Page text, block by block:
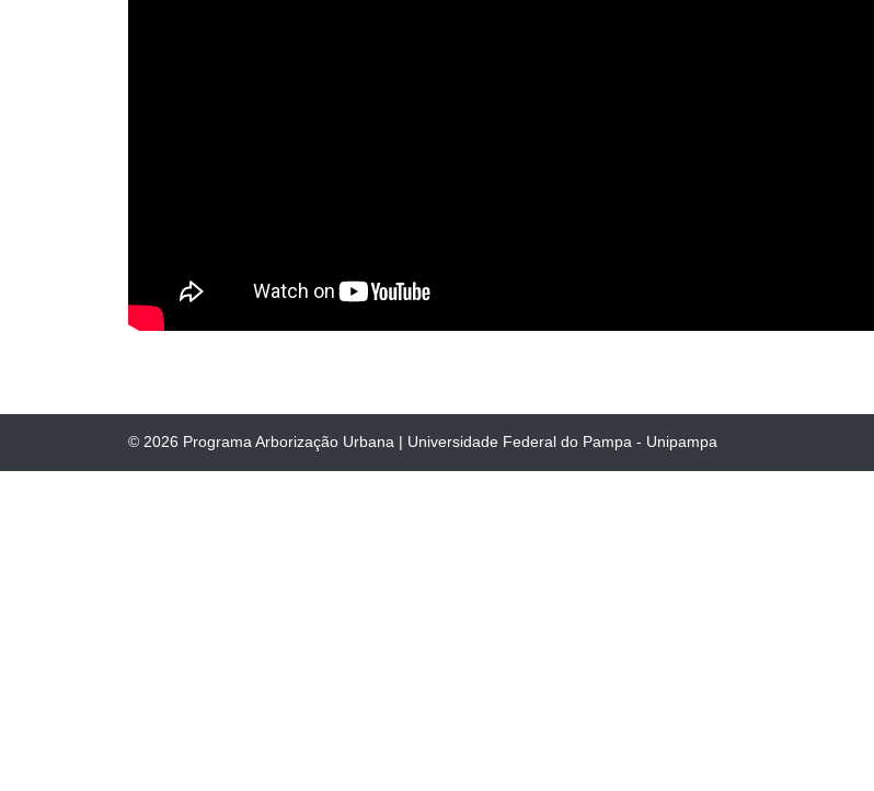
© 2026 Programa Arborização Urbana | Universidade Federal do Pampa - Unipampa